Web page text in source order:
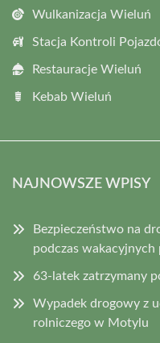
Wulkanizacja Wieluń
Stacja Kontroli
Restauracje Wieluń
Kebab Wieluń
NAJNOWSZE WPISY
Bezpieczeństwo na
podczas wakacyjnych
63-latek zatrzymany
Wypadek drogowy z
rolniczego w Motylu